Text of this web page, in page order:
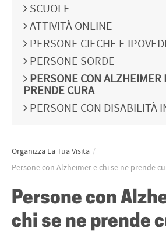
SCUOLE
ATTIVITÀ ONLINE
PERSONE CIECHE E
PERSONE SORDE
PERSONE CON ALZHEIMER
PRENDE CURA
PERSONE CON DISABILITÀ
Organizza La Tua Visita /
Persone con Alzheimer e chi se ne prende
Persone con
chi se ne prende